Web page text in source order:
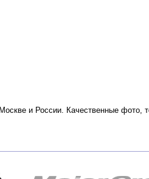
и России. Качественные фото,